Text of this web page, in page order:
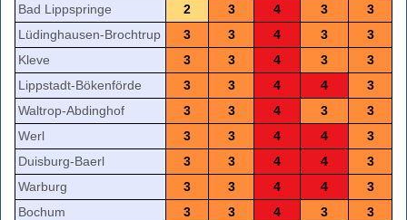
Bad Lippspringe
2 3 4 3
3
Lüdinghausen-Brochtrup
3 3 4 3
3
Kleve
3 3 4 3
3
Lippstadt-Bökenförde
3 3 4 4
3
Waltrop-Abdinghof
3 3 4 3
3
Werl
3 3 4 4
3
Duisburg-Baerl
3 3 4 4
3
Warburg
3 3 4 4
3
Bochum
3 3 4 3
3